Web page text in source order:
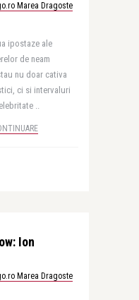
Marea Dragoste
ipostaze ale
de neam
nu doar cativa
ci si intervaluri
..
Ion
Marea Dragoste